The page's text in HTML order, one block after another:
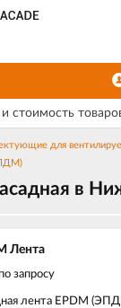
стоимость
для
в
Лента
запросу
лента EPDM